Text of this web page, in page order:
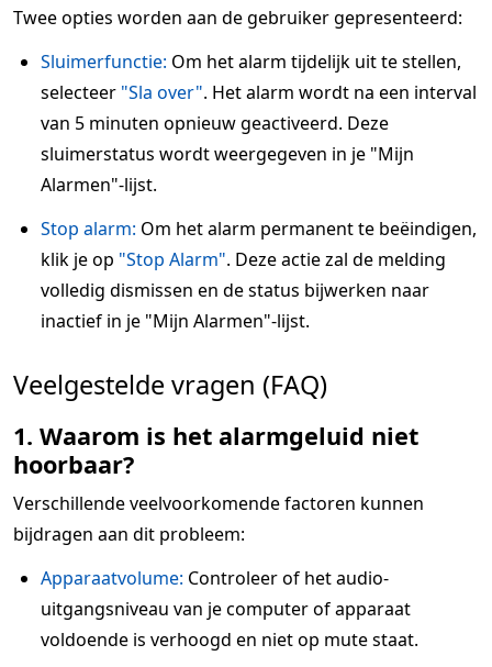
Twee opties worden aan de gebruiker gepresenteerd:
Sluimerfunctie: Om het alarm tijdelijk uit te stellen,
selecteer "Sla over". Het alarm wordt na een interval
van 5 minuten opnieuw geactiveerd. Deze
sluimerstatus wordt weergegeven in je "Mijn
Alarmen"-lijst.
Stop alarm: Om het alarm permanent te beëindigen,
klik je op "Stop Alarm". Deze actie zal de melding
volledig dismissen en de status bijwerken naar
inactief in je "Mijn Alarmen"-lijst.
Veelgestelde vragen (FAQ)
1. Waarom is het alarmgeluid niet
hoorbaar?
Verschillende veelvoorkomende factoren kunnen
bijdragen aan dit probleem:
Apparaatvolume: Controleer of het audio-
uitgangsniveau van je computer of apparaat
voldoende is verhoogd en niet op mute staat.